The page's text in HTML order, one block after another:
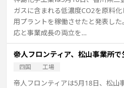
ガスに含まれる低濃度CO2を原料
用プラントを稼働させたと発表し
応と事業成長の両立を…
帝人フロンティア、松山事業所
四国 工場
帝人フロンティアは5月18日、松山